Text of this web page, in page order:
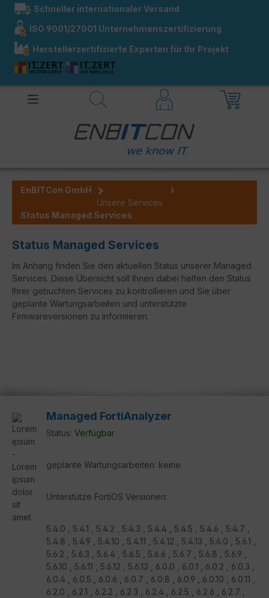
springen
Schneller internationaler Versand
ISO 9001/27001 Unternehmenszertifizierung
Herstellerzertifizierte Experten für Ihr Projekt
EnBITCon GmbH
Unsere Services
Status Managed Services
Status Managed Services
Im Anhang finden Sie den aktuellen Status unserer Managed
Services. Diese Übersicht soll Ihnen dabei helfen den Status
Ihrer gebuchten Services zu kontrollieren und Sie über
geplante Wartungsarbeiten und unterstützte
Firmwareversionen zu informieren.
Managed FortiAnalyzer
Status: Verfügbar
geplante Wartungsarbeiten: keine
Unterstütze FortiOS Versionen:
5.4.0 , 5.4.1 , 5.4.2 , 5.4.3 , 5.4.4 , 5.4.5 , 5.4.6 , 5.4.7 ,
5.4.8 , 5.4.9 , 5.4.10 , 5.4.11 , 5.4.12 , 5.4.13 , 5.6.0 , 5.6.1 ,
5.6.2 , 5.6.3 , 5.6.4 , 5.6.5 , 5.6.6 , 5.6.7 , 5.6.8 , 5.6.9 ,
5.6.10 , 5.6.11 , 5.6.12 , 5.6.13 , 6.0.0 , 6.0.1 , 6.0.2 , 6.0.3 ,
6.0.4 , 6.0.5 , 6.0.6 , 6.0.7 , 6.0.8 , 6.0.9 , 6.0.10 , 6.0.11 ,
6.2.0 , 6.2.1 , 6.2.2 , 6.2.3 , 6.2.4 , 6.2.5 , 6.2.6 , 6.2.7 ,